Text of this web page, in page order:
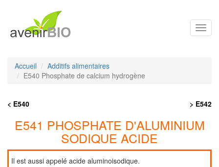
Accueil
Additifs alimentaires
E540 Phosphate de calcium hydrogène
< E540 > E542
E541 PHOSPHATE D'ALUMINIUM
SODIQUE ACIDE
Il est aussi appelé acide aluminoisodique.